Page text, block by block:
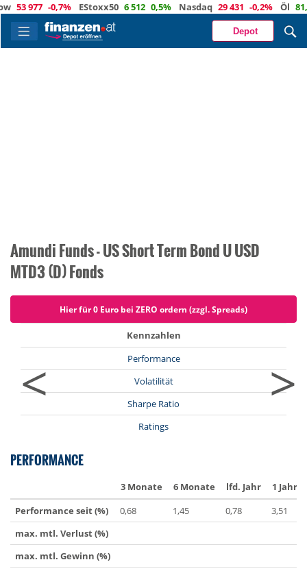
53 977 -0,7% EStoxx50 6 512 0,5% Nasdaq 29 431 -0,2% Öl 81,5
Depot
Amundi Funds - US Short Term Bond U USD
MTD3 (D) Fonds
Hier für 0 Euro bei ZERO ordern (zzgl. Spreads)
<
Kennzahlen
Performance
Volatilität
Sharpe Ratio
Ratings
>
PERFORMANCE
3 Monate 6 Monate lfd. Jahr
1 Jahr
Performance seit (%)
0,68 1,45 0,78
3,51
max. mtl. Verlust (%)
max. mtl. Gewinn (%)